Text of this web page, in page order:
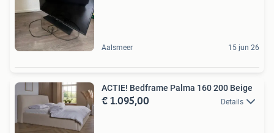
Aalsmeer 15 jun 26
ACTIE! Bedframe Palma 160 200 Beige
€ 1.095,00 Details